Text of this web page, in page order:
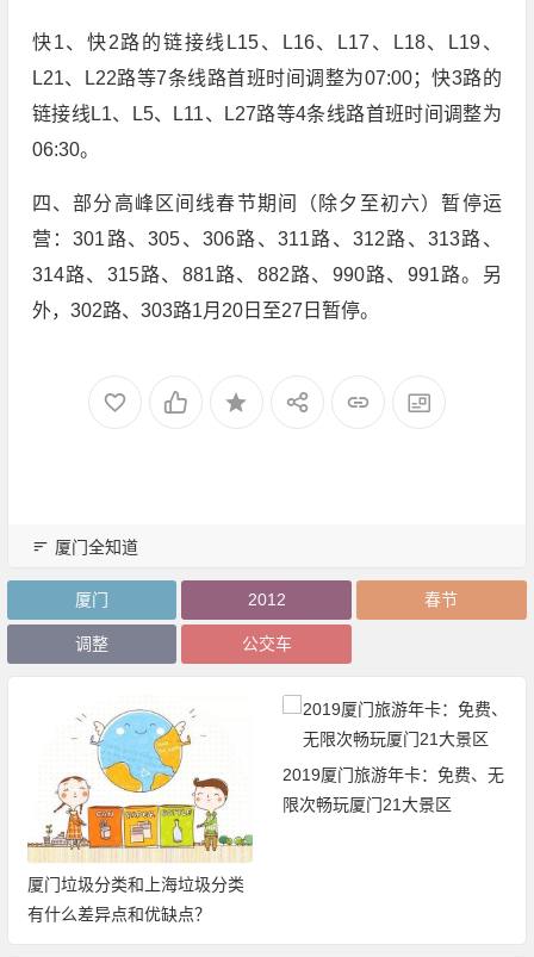
快1、快2路的链接线L15、L16、L17、L18、L19、
L21、L22路等7条线路首班时间调整为07:00；快3路的
链接线L1、L5、L11、L27路等4条线路首班时间调整为
06:30。
四、部分高峰区间线春节期间（除夕至初六）暂停运
营：301路、305、306路、311路、312路、313路、
314路、315路、881路、882路、990路、991路。另
外，302路、303路1月20日至27日暂停。
厦门全知道
厦门 2012 春节
调整 公交车
厦门垃圾分类和上海垃圾分类
有什么差异点和优缺点？
2019厦门旅游年卡：免费、无
限次畅玩厦门21大景区